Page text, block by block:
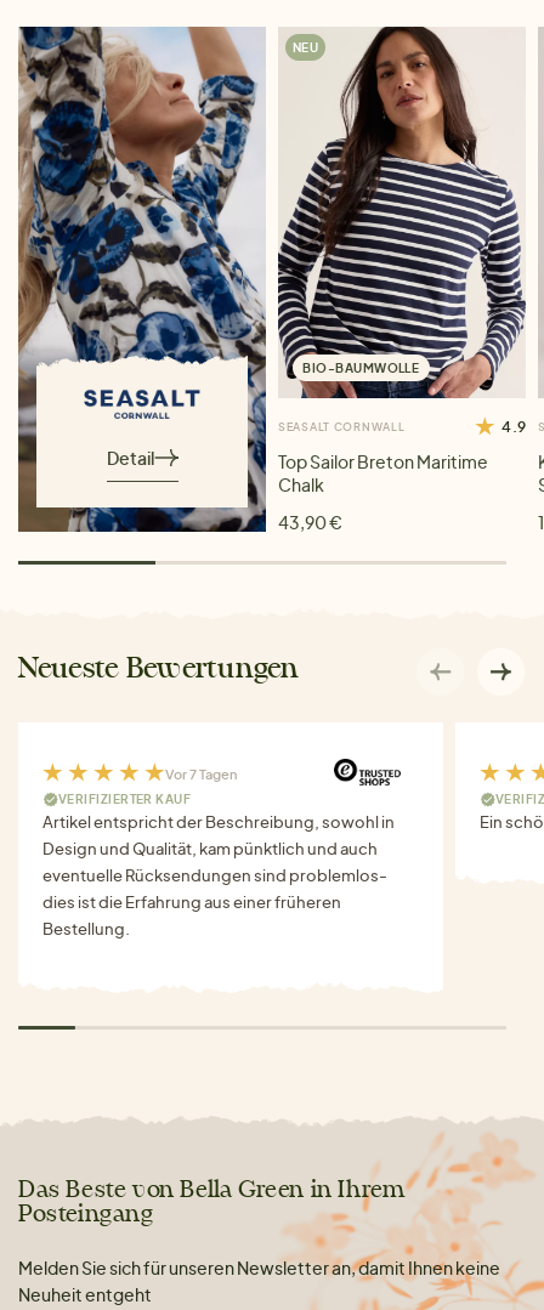
Detail
NEU
BIO-BAUMWOLLE
SEASALT CORNWALL 4.9
Top Sailor Breton Maritime
Chalk
43,90 €
Neueste Bewertungen
Vor 7 Tagen
VERIFIZIERTER KAUF
Artikel entspricht der Beschreibung, sowohl in
Design und Qualität, kam pünktlich und auch
eventuelle Rücksendungen sind problemlos-
dies ist die Erfahrung aus einer früheren
Bestellung.
Ein
Das Beste von Bella Green in Ihrem
Posteingang
Melden Sie sich für unseren Newsletter an, damit Ihnen keine
Neuheit entgeht